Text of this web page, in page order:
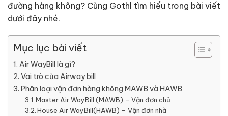
đường hàng không? Cùng Gothl tìm hiểu trong bài viết
dưới đây nhé.
Mục lục bài viết
Air WayBill là gì?
Vai trò của Airway bill
Phân loại vận đơn hàng không MAWB và HAWB
Master Air WayBill (MAWB) – Vận đơn chủ
House Air WayBill(HAWB) – Vận đơn nhà